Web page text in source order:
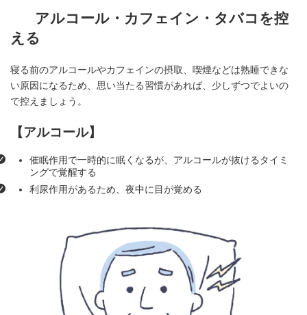
アルコール・カフェイン・タバコを控
える
寝る前のアルコールやカフェインの摂取、喫煙などは熟睡できな
い原因になるため、思い当たる習慣があれば、少しずつでよいの
で控えましょう。
【アルコール】
催眠作用で一時的に眠くなるが、アルコールが抜けるタイミ
ングで覚醒する
利尿作用があるため、夜中に目が覚める